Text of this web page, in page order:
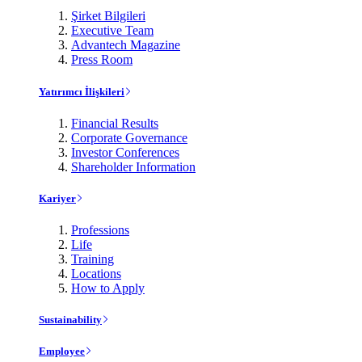
Şirket Bilgileri
Executive Team
Advantech Magazine
Press Room
Yatırımcı İlişkileri
Financial Results
Corporate Governance
Investor Conferences
Shareholder Information
Kariyer
Professions
Life
Training
Locations
How to Apply
Sustainability
Employee